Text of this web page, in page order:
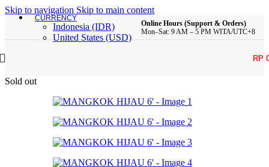
Skip to navigation Skip to main content
CURRENCY
Indonesia (IDR)
United States (USD)
Online Hours (Support & Orders)
Mon–Sat: 9 AM – 5 PM WITA/UTC+8
RP
Sold out